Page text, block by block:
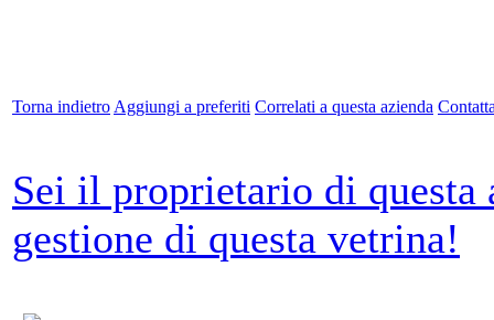
Torna indietro Aggiungi a preferiti Correlati a questa azienda
Sei il proprietario di questa
gestione di questa vetrina!